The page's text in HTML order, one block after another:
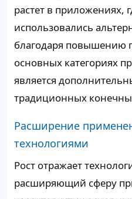
растет в приложениях,
использовались
благодаря повышению
основных категориях
является
традиционных
Расширение
технологиями
Рост отражает
расширяющий сферу